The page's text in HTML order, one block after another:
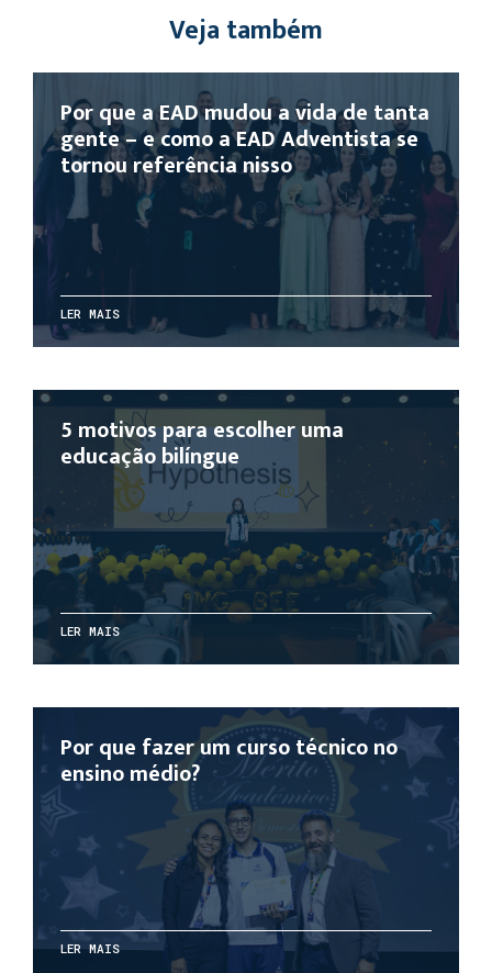
Veja também
Por que a EAD mudou a vida de tanta
gente – e como a EAD Adventista se
tornou referência nisso
LER MAIS
5 motivos para escolher uma
educação bilíngue
LER MAIS
Por que fazer um curso técnico no
ensino médio?
LER MAIS